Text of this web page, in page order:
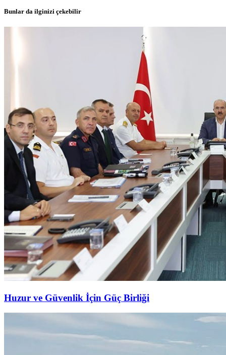
Bunlar da ilginizi çekebilir
Huzur ve Güvenlik İçin Güç Birliği